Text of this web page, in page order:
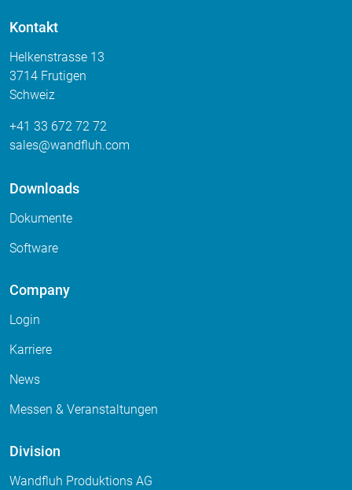
Kontakt
Helkenstrasse 13
3714 Frutigen
Schweiz
+41 33 672 72 72
sales
wandfluh com
Downloads
Dokumente
Software
Company
Login
Karriere
News
Messen & Veranstaltungen
Division
Wandfluh Produktions AG